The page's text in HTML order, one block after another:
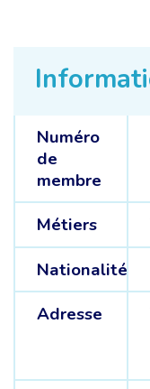
Numéro
de
membre
Métiers
Nationalité
Adresse